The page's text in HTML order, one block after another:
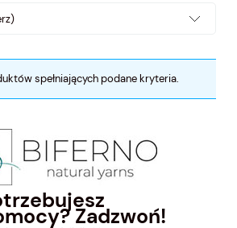
spełniających podane kryteria.
Zadzwoń!